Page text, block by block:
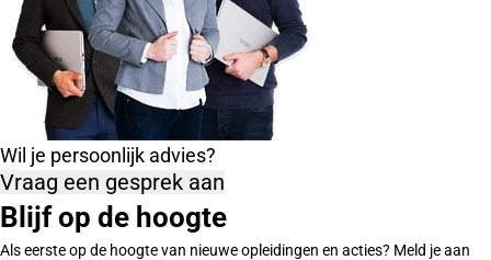
Wil je persoonlijk advies?
Vraag een gesprek aan
Blijf op de hoogte
Als eerste op de hoogte van nieuwe opleidingen en acties? Meld je aan